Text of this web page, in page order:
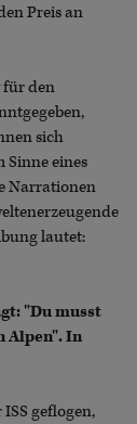
Preis an
für den
sich
Sinne eines
Narrationen
lautet:
"Du musst
Alpen". In
geflogen,